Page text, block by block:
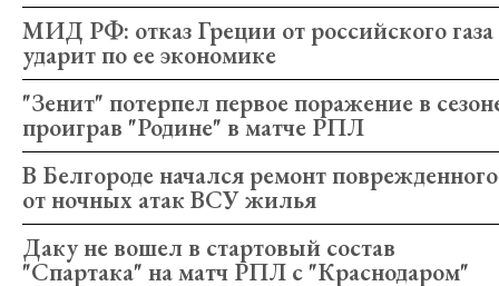
МИД РФ: отказ Греции от российского газа
ударит по ее экономике
"Зенит" потерпел первое поражение в
проиграв "Родине" в матче РПЛ
В Белгороде начался ремонт поврежденного
от ночных атак ВСУ жилья
Даку не вошел в стартовый состав
"Спартака" на матч РПЛ с "Краснодаром"